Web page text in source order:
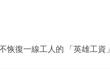
恢復一線工人的 「英雄工資」